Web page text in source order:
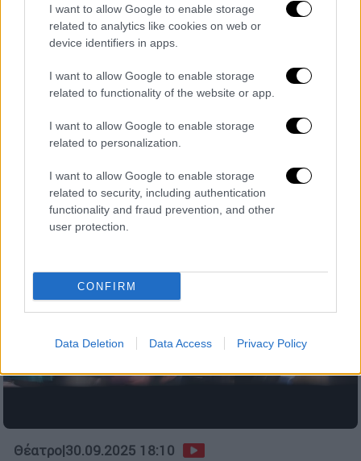
I want to allow Google to enable storage
related to analytics like cookies on web or
device identifiers in apps.
I want to allow Google to enable storage
related to functionality of the website or app.
I want to allow Google to enable storage
related to personalization.
I want to allow Google to enable storage
related to security, including authentication
functionality and fraud prevention, and other
user protection.
CONFIRM
Data Deletion Data Access Privacy Policy
Μουσική|18.10.2025 12:25
Κωνσταντίνος Κρομμύδας: Με το
«ντεμπούτο» του στην ελληνόφωνη
Το τραγούδι είναι μία «εκλεκτική» indie pop
σύνθεση του Γιάννη Μασούρα
Θέατρο|30.09.2025 18:10